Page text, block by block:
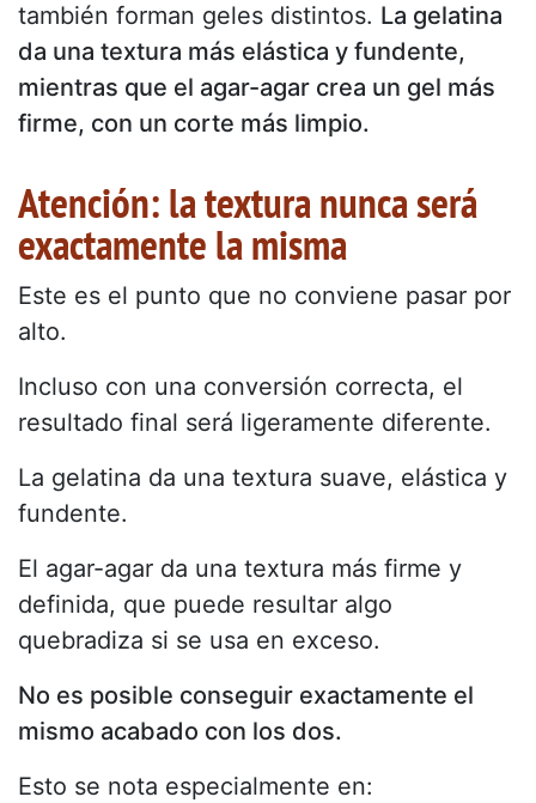
también forman geles distintos. La gelatina
da una textura más elástica y fundente,
mientras que el agar-agar crea un gel más
firme, con un corte más limpio.
Atención: la textura nunca será
exactamente la misma
Este es el punto que no conviene pasar por
alto.
Incluso con una conversión correcta, el
resultado final será ligeramente diferente.
La gelatina da una textura suave, elástica y
fundente.
El agar-agar da una textura más firme y
definida, que puede resultar algo
quebradiza si se usa en exceso.
No es posible conseguir exactamente el
mismo acabado con los dos.
Esto se nota especialmente en: